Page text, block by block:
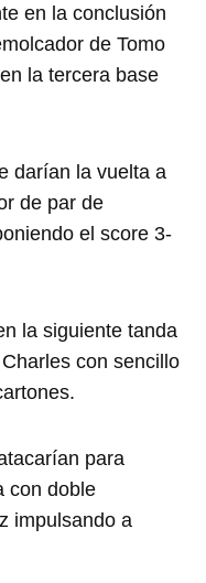
en la conclusión
de Tomo
la tercera base
darían la vuelta a
de par de
el score 3-
la siguiente tanda
con sencillo
para
con doble
impulsando a